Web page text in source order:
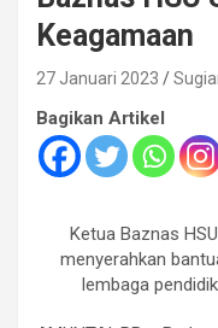
Keagamaan
27 Januari 2023
Bagikan Artikel
Ketua Baznas
menyerahkan
lembaga